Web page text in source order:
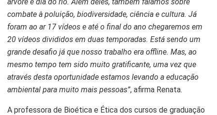
combate à poluição, biodiversidade, ciência e cultura. Já
foram ao ar 17 vídeos e até o final do ano chegaremos em
20 vídeos divididos em duas temporadas. Está sendo um
grande desafio já que nosso trabalho era offline. Mas, ao
mesmo tempo tem sido muito gratificante, uma vez que
através desta oportunidade estamos levando a educação
ambiental para muito mais pessoas”, afirma Renata.
A professora de Bioética e Ética dos cursos de graduação